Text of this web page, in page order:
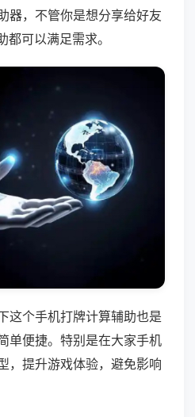
器，不管你是想分享给好友
可以满足需求。
这个手机打牌计算辅助也是
单便捷。特别是在大家手机
，提升游戏体验，避免影响